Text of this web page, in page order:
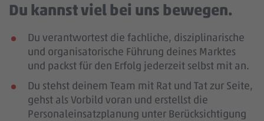
Du kannst viel bei uns bewegen.
Du verantwortest die fachliche, disziplinarische
und organisatorische Führung deines Marktes
und packst für den Erfolg jederzeit selbst mit an.
Du stehst deinem Team mit Rat und Tat zur Seite,
gehst als Vorbild voran und erstellst die
Personaleinsatzplanung unter Berücksichtigung